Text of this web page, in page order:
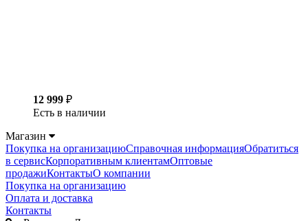
12 999 ₽
Есть в наличии
Магазин
Покупка на организациюСправочная информацияОбратиться
в сервисКорпоративным клиентамОптовые
продажиКонтактыО компании
Покупка на организацию
Оплата и доставка
Контакты